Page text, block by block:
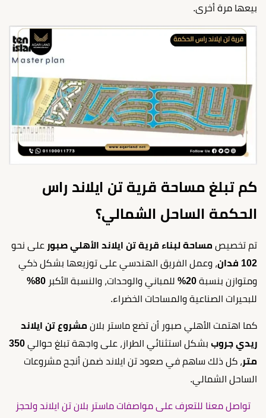
بيعها مرة أخرى.
كم تبلغ مساحة قرية تن ايلاند راس
الحكمة الساحل الشمالي؟
تم تخصيص مساحة لبناء قرية تن ايلاند الأهلي صبور على نحو
102 فدان
، وعمل الفريق الهندسي على توزيعها بشكل ذكي
ومتوازن بنسبة 20% للمباني والوحدات، والنسبة الأكبر 80%
للبحيرات الصناعية والمساحات الخضراء.
كما اهتمت الأهلي صبور أن تضع ماستر بلان مشروع تن ايلاند
ريدي جروب بشكل استثنائي الطراز، على واجهة تبلغ حوالي 350
متر، كل ذلك ساهم في صعود تن ايلاند ضمن أنجح مشروعات
الساحل الشمالي.
تواصل معنا للتعرف على مواصفات ماستر بلان تن ايلاند ولحجز